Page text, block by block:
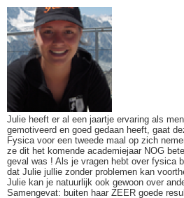
Julie heeft er al een jaartje ervaring als
gemotiveerd en goed gedaan heeft, gaat
Fysica voor een tweede maal op zich
ze dit het komende academiejaar NOG
geval was ! Als je vragen hebt over fysica
dat Julie jullie zonder problemen kan
Julie kan je natuurlijk ook gewoon over
Samengevat: buiten haar ZEER goede